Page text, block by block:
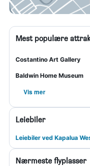
Mest populære
Costantino Art Gallery
Baldwin Home Museum
Vis mer
Leiebiler
Leiebiler ved Kapalua
Nærmeste flyplasser